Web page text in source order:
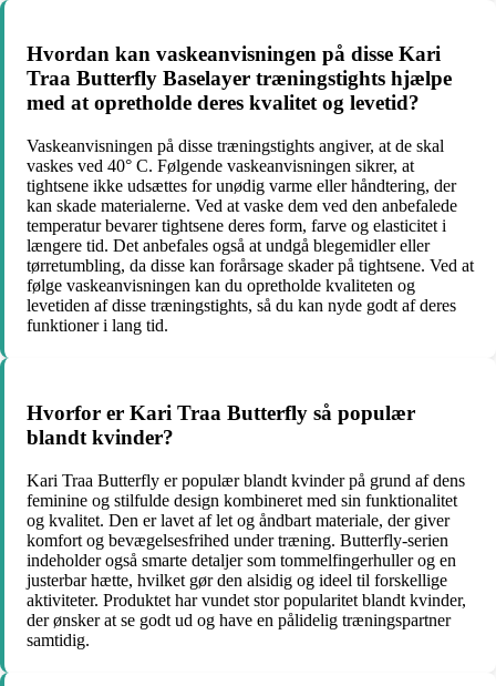
Hvordan kan vaskeanvisningen på disse Kari
Traa Butterfly Baselayer træningstights hjælpe
med at opretholde deres kvalitet og levetid?
Vaskeanvisningen på disse træningstights angiver, at de skal
vaskes ved 40° C. Følgende vaskeanvisningen sikrer, at
tightsene ikke udsættes for unødig varme eller håndtering, der
kan skade materialerne. Ved at vaske dem ved den anbefalede
temperatur bevarer tightsene deres form, farve og elasticitet i
længere tid. Det anbefales også at undgå blegemidler eller
tørretumbling, da disse kan forårsage skader på tightsene. Ved at
følge vaskeanvisningen kan du opretholde kvaliteten og
levetiden af disse træningstights, så du kan nyde godt af deres
funktioner i lang tid.
Hvorfor er Kari Traa Butterfly så populær
blandt kvinder?
Kari Traa Butterfly er populær blandt kvinder på grund af dens
feminine og stilfulde design kombineret med sin funktionalitet
og kvalitet. Den er lavet af let og åndbart materiale, der giver
komfort og bevægelsesfrihed under træning. Butterfly-serien
indeholder også smarte detaljer som tommelfingerhuller og en
justerbar hætte, hvilket gør den alsidig og ideel til forskellige
aktiviteter. Produktet har vundet stor popularitet blandt kvinder,
der ønsker at se godt ud og have en pålidelig træningspartner
samtidig.